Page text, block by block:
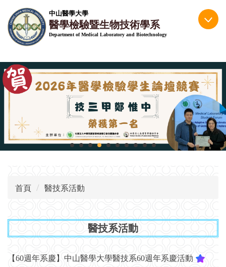
到
主
容
區
中山醫學大學
醫學檢驗暨生物技術學系
Department of Medical Laboratory and Biotechnology
首頁 醫技系活動
醫技系活動
【60週年系慶】中山醫學大學醫技系60週年系慶活動